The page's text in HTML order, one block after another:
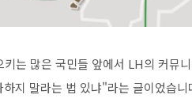
는 많은 국민들 앞에서 LH의 커뮤
지 말라는 법 있냐"라는 글이었습